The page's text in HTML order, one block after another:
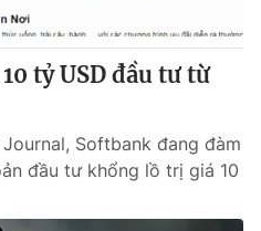
tỷ USD đầu tư từ
Softbank đang đàm
đầu tư khổng lồ trị giá 10